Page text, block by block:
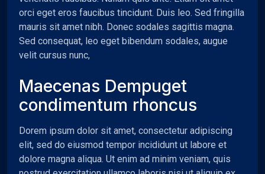
orci eget eros faucibus tincidunt. Duis leo. Sed fringilla
mauris sit amet nibh. Donec sodales sagittis magna.
Sed consequat, leo eget bibendum sodales, augue
velit cursus nunc,
Maecenas Dempuget
condimentum rhoncus
Dorem ipsum dolor sit amet, consectetur adipiscing
elit, sed do eiusmod tempor incididunt ut labore et
dolore magna aliqua. Ut enim ad minim veniam, quis